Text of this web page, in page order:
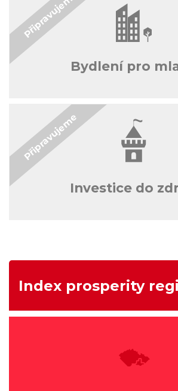
Bydlení pro
Investice do
Index prosperity